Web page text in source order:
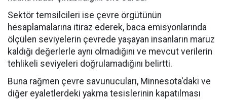
Sektör temsilcileri ise çevre örgütünün
hesaplamalarına itiraz ederek, baca emisyonlarında
ölçülen seviyelerin çevrede yaşayan insanların maruz
kaldığı değerlerle aynı olmadığını ve mevcut verilerin
tehlikeli seviyeleri doğrulamadığını belirtti.
Buna rağmen çevre savunucuları, Minnesota'daki ve
diğer eyaletlerdeki yakma tesislerinin kapatılması